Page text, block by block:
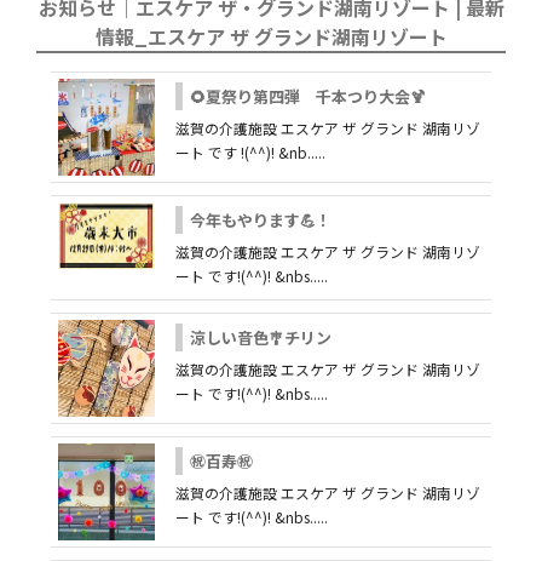
お知らせ｜エスケア ザ・グランド湖南リゾート | 最新
情報_エスケア ザ グランド湖南リゾート
🌻夏祭り第四弾 千本つり大会🍹
滋賀の介護施設 エスケア ザ グランド 湖南リゾ
ート です !(^^)! &nb.....
今年もやります💪！
滋賀の介護施設 エスケア ザ グランド 湖南リゾ
ート です!(^^)! &nbs.....
涼しい音色🎐チリン
滋賀の介護施設 エスケア ザ グランド 湖南リゾ
ート です!(^^)! &nbs.....
㊗百寿㊗
滋賀の介護施設 エスケア ザ グランド 湖南リゾ
ート です!(^^)! &nbs.....